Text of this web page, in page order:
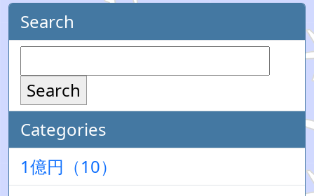
Search
Search
Categories
1億円（10）